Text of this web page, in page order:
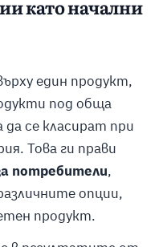
като начални
един продукт,
под обща
се класират при
Това ги прави
потребители,
опции,
продукт.